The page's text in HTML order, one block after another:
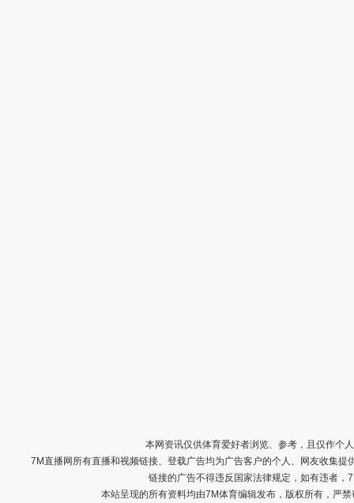
本网资讯仅供体育爱好者浏览、参考，且仅作个
7M直播网所有直播和视频链接、登载广告均为广告客户的个人、网友收集
链接的广告不得违反国家法律规定，如有违者
本站呈现的所有资料均由7M体育编辑发布，版权所有，严